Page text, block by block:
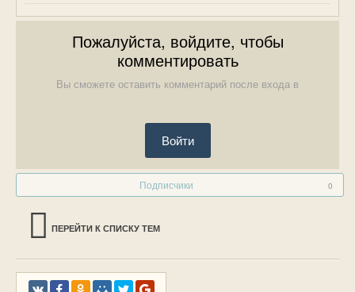
Пожалуйста, войдите, чтобы
комментировать
Вы сможете оставить комментарий после входа в
Войти
Подписчики 0
ПЕРЕЙТИ К СПИСКУ ТЕМ